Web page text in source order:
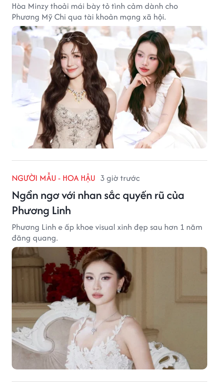
Hòa Minzy thoải mái bày tỏ tình cảm dành cho
Phương Mỹ Chi qua tài khoản mạng xã hội.
NGƯỜI MẪU - HOA HẬU 3 giờ trước
Ngẩn ngơ với nhan sắc quyến rũ của
Phương Linh
Phương Linh e ấp khoe visual xinh đẹp sau hơn 1 năm
đăng quang.